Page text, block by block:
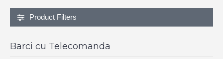
Product Filters
Barci cu Telecomanda